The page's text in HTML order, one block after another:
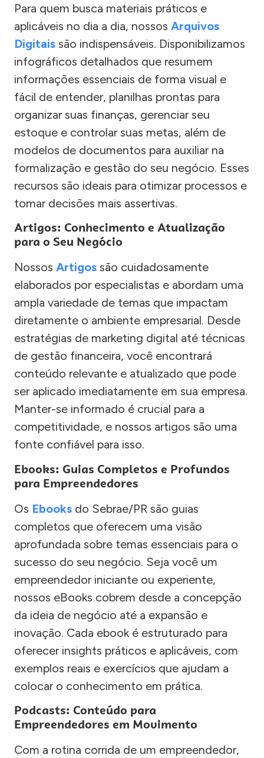
Para quem busca materiais práticos e
aplicáveis no dia a dia, nossos Arquivos
Digitais são indispensáveis. Disponibilizamos
infográficos detalhados que resumem
informações essenciais de forma visual e
fácil de entender, planilhas prontas para
organizar suas finanças, gerenciar seu
estoque e controlar suas metas, além de
modelos de documentos para auxiliar na
formalização e gestão do seu negócio. Esses
recursos são ideais para otimizar processos e
tomar decisões mais assertivas.
Artigos: Conhecimento e Atualização
para o Seu Negócio
Nossos Artigos são cuidadosamente
elaborados por especialistas e abordam uma
ampla variedade de temas que impactam
diretamente o ambiente empresarial. Desde
estratégias de marketing digital até técnicas
de gestão financeira, você encontrará
conteúdo relevante e atualizado que pode
ser aplicado imediatamente em sua empresa.
Manter-se informado é crucial para a
competitividade, e nossos artigos são uma
fonte confiável para isso.
Ebooks: Guias Completos e Profundos
para Empreendedores
Os Ebooks do Sebrae/PR são guias
completos que oferecem uma visão
aprofundada sobre temas essenciais para o
sucesso do seu negócio. Seja você um
empreendedor iniciante ou experiente,
nossos eBooks cobrem desde a concepção
da ideia de negócio até a expansão e
inovação. Cada ebook é estruturado para
oferecer insights práticos e aplicáveis, com
exemplos reais e exercícios que ajudam a
colocar o conhecimento em prática.
Podcasts: Conteúdo para
Empreendedores em Movimento
Com a rotina corrida de um empreendedor,